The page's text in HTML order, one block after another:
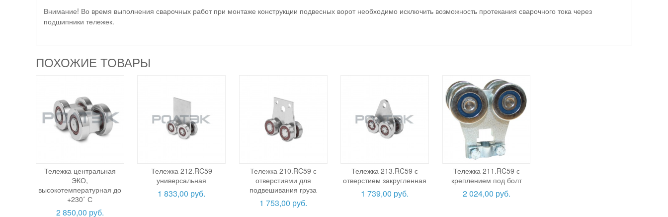
Внимание! Во время выполнения сварочных работ при монтаже конструкции подвесных ворот необходимо исключить возможность протекания сварочного тока через
подшипники тележек.
ПОХОЖИЕ ТОВАРЫ
Тележка центральная
ЭКО,
высокотемпературная до
+230˚ С
2 850,00 руб.
Тележка 212.RC59
универсальная
1 833,00 руб.
Тележка 210.RC59 с
отверстиями для
подвешивания груза
1 753,00 руб.
Тележка 213.RC59 с
отверстием закругленная
1 739,00 руб.
Тележка 211.RC59 с
креплением под болт
2 024,00 руб.